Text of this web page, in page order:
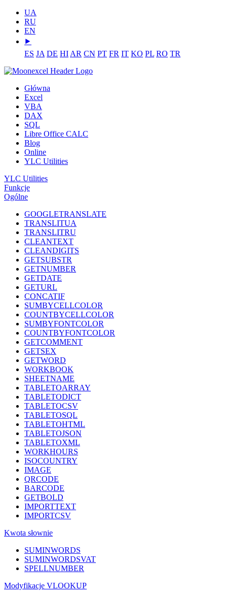
UA
RU
EN
⯈
ES JA DE HI AR CN PT FR IT KO PL RO TR
Główna
Excel
VBA
DAX
SQL
Libre Office CALC
Blog
Online
YLC Utilities
YLC Utilities
Funkcje
Ogólne
GOOGLETRANSLATE
TRANSLITUA
TRANSLITRU
CLEANTEXT
CLEANDIGITS
GETSUBSTR
GETNUMBER
GETDATE
GETURL
CONCATIF
SUMBYCELLCOLOR
COUNTBYCELLCOLOR
SUMBYFONTCOLOR
COUNTBYFONTCOLOR
GETCOMMENT
GETSEX
GETWORD
WORKBOOK
SHEETNAME
TABLETOARRAY
TABLETODICT
TABLETOCSV
TABLETOSQL
TABLETOHTML
TABLETOJSON
TABLETOXML
WORKHOURS
ISOCOUNTRY
IMAGE
QRCODE
BARCODE
GETBOLD
IMPORTTEXT
IMPORTCSV
Kwota słownie
SUMINWORDS
SUMINWORDSVAT
SPELLNUMBER
Modyfikacje VLOOKUP